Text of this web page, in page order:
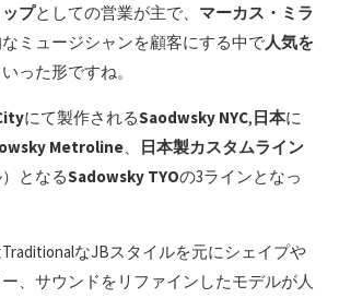
プとしての営業が主で、 マーカス・ミラ
ミュージシャンを顧客にする中で人気を
った形ですね。
にて製作されるSaodwsky NYC,日本に
Metroline、
日本製カスタムライン
となるSadowsky TYOの3ラインとなっ
なJBスタイルを元にシェイプや
、サウンドをリファインしたモデルが人